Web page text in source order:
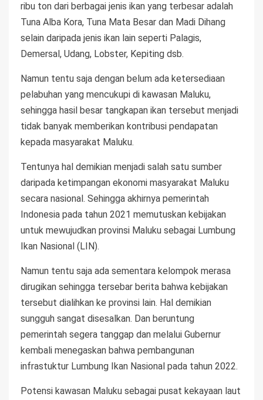
ribu ton dari berbagai jenis ikan yang terbesar adalah
Tuna Alba Kora, Tuna Mata Besar dan Madi Dihang
selain daripada jenis ikan lain seperti Palagis,
Demersal, Udang, Lobster, Kepiting dsb.
Namun tentu saja dengan belum ada ketersediaan
pelabuhan yang mencukupi di kawasan Maluku,
sehingga hasil besar tangkapan ikan tersebut menjadi
tidak banyak memberikan kontribusi pendapatan
kepada masyarakat Maluku.
Tentunya hal demikian menjadi salah satu sumber
daripada ketimpangan ekonomi masyarakat Maluku
secara nasional. Sehingga akhirnya pemerintah
Indonesia pada tahun 2021 memutuskan kebijakan
untuk mewujudkan provinsi Maluku sebagai Lumbung
Ikan Nasional (LIN).
Namun tentu saja ada sementara kelompok merasa
dirugikan sehingga tersebar berita bahwa kebijakan
tersebut dialihkan ke provinsi lain. Hal demikian
sungguh sangat disesalkan. Dan beruntung
pemerintah segera tanggap dan melalui Gubernur
kembali menegaskan bahwa pembangunan
infrastuktur Lumbung Ikan Nasional pada tahun 2022.
Potensi kawasan Maluku sebagai pusat kekayaan laut